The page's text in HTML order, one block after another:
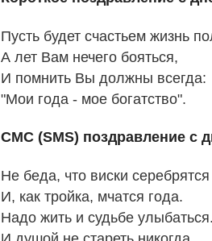
Пусть будет счастьем жизнь
А лет Вам нечего бояться,
И помнить Вы должны всегда:
"Мои года - мое богатство".
СМС (SMS) поздравление с
Не беда, что виски серебрятся
И, как тройка, мчатся года.
Надо жить и судьбе улыбаться.